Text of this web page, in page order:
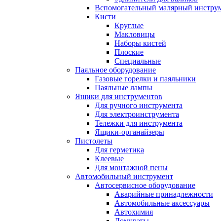
Вспомогательный малярный
Кисти
Круглые
Макловицы
Наборы кистей
Плоские
Специальные
Паяльное оборудование
Газовые горелки и паяльники
Паяльные лампы
Ящики для инструментов
Для ручного инструмента
Для электроинструмента
Тележки для инструмента
Ящики-органайзеры
Пистолеты
Для герметика
Клеевые
Для монтажной пены
Автомобильный инструмент
Автосервисное оборудование
Аварийные принадлежности
Автомобильные аксессуары
Автохимия